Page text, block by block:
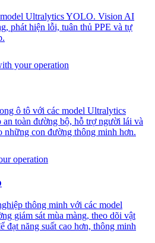
Ultralytics YOLO. Vision AI
phát hiện lỗi, tuân thủ PPE và tự
ô tô với các model Ultralytics
toàn đường bộ, hỗ trợ người lái và
những con đường thông minh hơn.
thông minh với các model
giám sát mùa màng, theo dõi vật
đạt năng suất cao hơn, thông minh